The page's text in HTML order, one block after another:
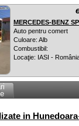
MERCEDES-BENZ
Auto pentru comert
Culoare: Alb
Combustibil:
Locaţie: IASI -
in Hunedoara